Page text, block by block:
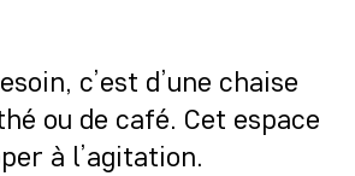
c’est d’une chaise
ou de café. Cet espace
à l’agitation.